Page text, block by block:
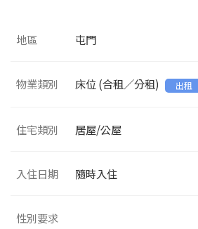
地區 屯門
物業類別 床位 (合租／分租) 出租
住宅類別 居屋/公屋
入住日期 隨時入住
性別要求